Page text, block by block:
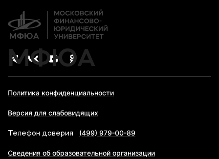
Карьера
МФЮА
Политика конфиденциальности
Версия для слабовидящих
Телефон доверия (499) 979-00-89
Сведения об образовательной организации